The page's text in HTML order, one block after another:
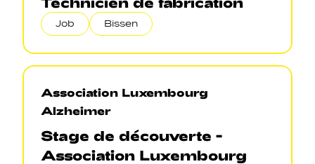
Job Bissen
Association Luxembourg
Alzheimer
Stage de découverte -
Association Luxembourg